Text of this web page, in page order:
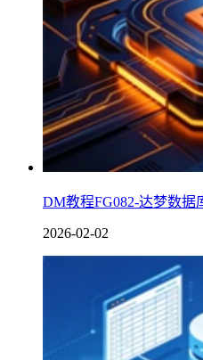
DM教程FG082-达梦数据
2026-02-02